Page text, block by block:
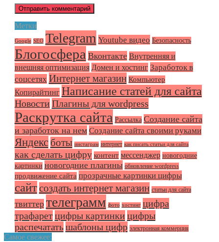
Метки
Google SEO Telegram Youtube видео Безопасность
Блогосфера Вконтакте Внутренняя и
внешняя оптимизация Домен и хостинг Заработок в
соцсетях Интернет магазин Компьютер
Копирайтинг Написание статей для сайта
Новости Плагины для wordpress
Раскрутка сайта Рассылка Создание сайта
и заработок на нем Создание сайта своими руками
Яндекс боты инстаграм интернет как писать статьи для сайта
как сделать цифру контент мессенджер новогодние
картинки новогодние плагины обновление wordpress
продвижение сайта прозрачные картинки цифры
сайтсоздать интернет магазин статьи для сайта
твиттер телеграмм фото хостинг цифра
трафарет цифры картинки цифры
распечатать шаблоны цифр электронная коммерция
Самое свежее: